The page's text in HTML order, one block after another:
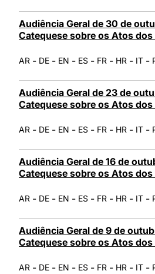
Audiência Geral de 30 de
Catequese sobre os Atos
AR - DE - EN - ES - FR - HR - IT -
Audiência Geral de 23 de
Catequese sobre os Atos
AR - DE - EN - ES - FR - HR - IT -
Audiência Geral de 16 de
Catequese sobre os Atos
AR - DE - EN - ES - FR - HR - IT -
Audiência Geral de 9 de
Catequese sobre os Atos dos
AR - DE - EN - ES - FR - HR - IT -